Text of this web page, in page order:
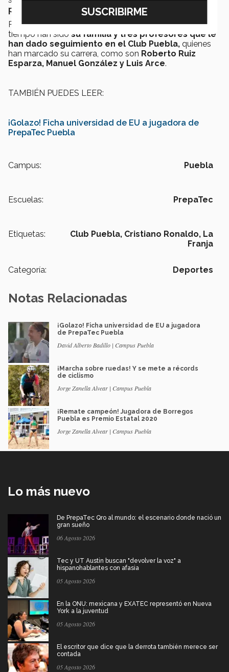
promedio superior a 90.
Para el novel futbolista su mayor apoyo durante este
tiempo han sido su familia y tres profesores que le
han dado seguimiento en el Club Puebla, quienes
han marcado su carrera, como son Roberto Ruiz
Esparza, Manuel González y Luis Arce.
TAMBIÉN PUEDES LEER:
¡Golazo! Ficha universidad de EU a jugadora de
PrepaTec Puebla
Campus: Puebla
Escuelas: PrepaTec
Etiquetas: Club Puebla, Cristiano Ronaldo, La
Franja
Categoría: Deportes
Notas Relacionadas
¡Golazo! Ficha universidad de EU a jugadora
de PrepaTec Puebla
David Alberto Badillo | Campus Puebla
¡Marcha sobre ruedas! Y se mete a récords
de ciclismo
Jorge Zanella Alvear | Campus Puebla
¡Remate campeón! Jugadora de Borregos
Puebla es Premio Estatal 2020
Jorge Zanella Alvear | Campus Puebla
Lo más nuevo
De PrepaTec Qro al mundo: el escenario donde nació un
gran sueño
06 Agosto 2026
Tec y UT Austin buscan "devolver la voz" a
hispanohablantes con afasia
05 Agosto 2026
En la ONU: mexicana y EXATEC representó en Nueva
York a la juventud
05 Agosto 2026
El escritor que dice que la derrota también merece ser
contada
05 Agosto 2026